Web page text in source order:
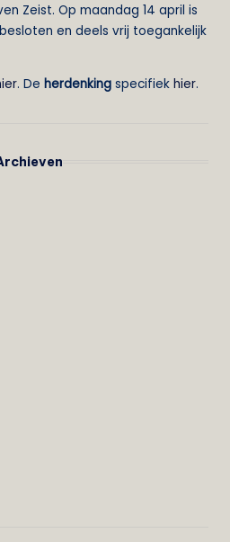
Zeist. Op maandag 14 april is
en deels vrij toegankelijk
. De herdenking specifiek hier.